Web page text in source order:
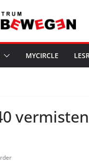
MYCIRCLE